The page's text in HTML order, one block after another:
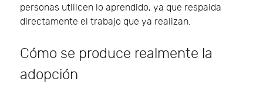
personas utilicen lo aprendido, ya que respalda
directamente el trabajo que ya realizan.
Cómo se produce realmente la
adopción